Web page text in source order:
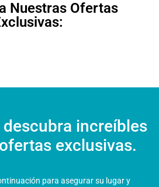
Nuestras Ofertas
descubra increíbles
exclusivas.
para asegurar su lugar y